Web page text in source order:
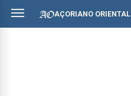
AÇORIANO ORIENTAL